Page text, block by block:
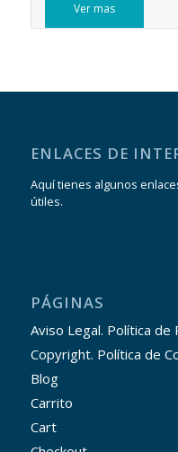
Ver mas
ENLACES DE
Aquí tienes algunos
útiles.
PÁGINAS
Aviso Legal. Política de
Copyright. Política de
Blog
Carrito
Cart